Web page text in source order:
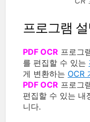
프로그램 설
PDF OCR 프로그
를 편집할 수 있는
게 변환하는 OCR
PDF OCR 프로그
편집할 수 있는 내
니다.